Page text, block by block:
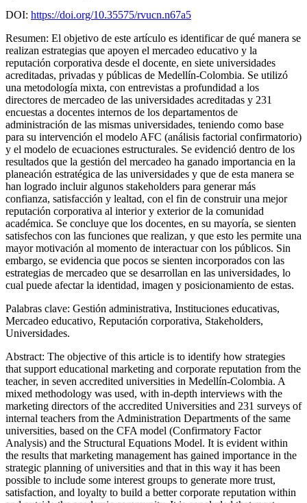
DOI: https://doi.org/10.35575/rvucn.n67a5
Resumen: El objetivo de este artículo es identificar de qué manera se
realizan estrategias que apoyen el mercadeo educativo y la
reputación corporativa desde el docente, en siete universidades
acreditadas, privadas y públicas de Medellín-Colombia. Se utilizó
una metodología mixta, con entrevistas a profundidad a los
directores de mercadeo de las universidades acreditadas y 231
encuestas a docentes internos de los departamentos de
administración de las mismas universidades, teniendo como base
para su intervención el modelo AFC (análisis factorial confirmatorio)
y el modelo de ecuaciones estructurales. Se evidenció dentro de los
resultados que la gestión del mercadeo ha ganado importancia en la
planeación estratégica de las universidades y que de esta manera se
han logrado incluir algunos stakeholders para generar más
confianza, satisfacción y lealtad, con el fin de construir una mejor
reputación corporativa al interior y exterior de la comunidad
académica. Se concluye que los docentes, en su mayoría, se sienten
satisfechos con las funciones que realizan, y que esto les permite una
mayor motivación al momento de interactuar con los públicos. Sin
embargo, se evidencia que pocos se sienten incorporados con las
estrategias de mercadeo que se desarrollan en las universidades, lo
cual puede afectar la identidad, imagen y posicionamiento de estas.
Palabras clave: Gestión administrativa, Instituciones educativas,
Mercadeo educativo, Reputación corporativa, Stakeholders,
Universidades.
Abstract: The objective of this article is to identify how strategies
that support educational marketing and corporate reputation from the
teacher, in seven accredited universities in Medellín-Colombia. A
mixed methodology was used, with in-depth interviews with the
marketing directors of the accredited Universities and 231 surveys of
internal teachers from the Administration Departments of the same
universities, based on the CFA model (Confirmatory Factor
Analysis) and the Structural Equations Model. It is evident within
the results that marketing management has gained importance in the
strategic planning of universities and that in this way it has been
possible to include some interest groups to generate more trust,
satisfaction, and loyalty to build a better corporate reputation within